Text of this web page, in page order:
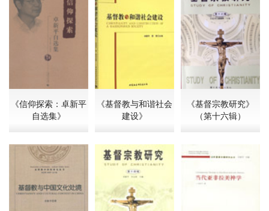
《信仰探索：卓新平
自选集》
《基督教与和谐社会
建设》
《基督宗教研究》
（第十六辑）